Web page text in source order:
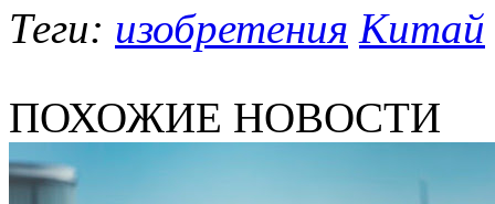
Теги: изобретения Китай
ПОХОЖИЕ НОВОСТИ